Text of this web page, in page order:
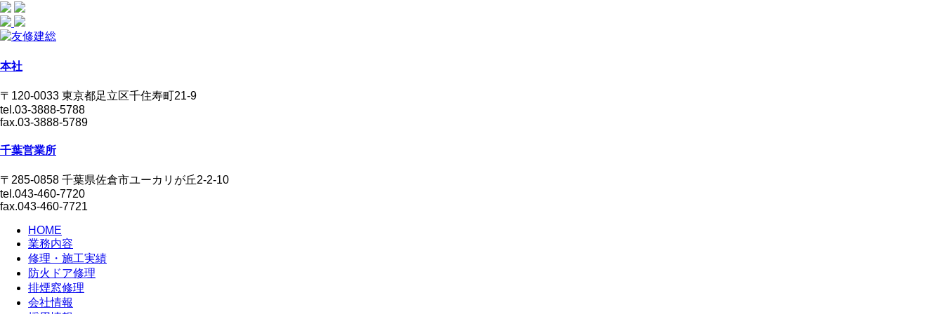
本社
〒120-0033 東京都足立区千住寿町21-9
tel.03-3888-5788
fax.03-3888-5789
千葉営業所
〒285-0858 千葉県佐倉市ユーカリが丘2-2-10
tel.043-460-7720
fax.043-460-7721
HOME
業務内容
修理・施工実績
防火ドア修理
排煙窓修理
会社情報